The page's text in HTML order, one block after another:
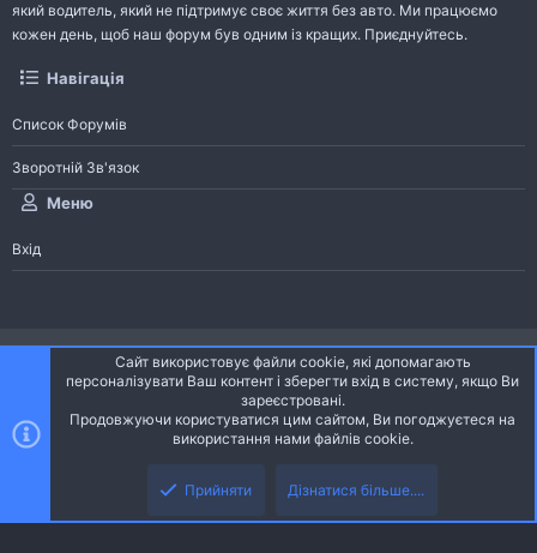
який водитель, який не підтримує своє життя без авто. Ми працюємо
кожен день, щоб наш форум був одним із кращих. Приєднуйтесь.
Навігація
Список Форумів
Зворотній Зв'язок
Меню
Вхід
Ніч
Українська (UA)
S
Community platform by XenForo® © 2010-2026 XenForo Ltd.
Community platform by XenForo © 2010-2022 XenForo Ltd. | dev: Pages
Сайт використовує файли cookie, які допомагають
персоналізувати Ваш контент і зберегти вхід в систему, якщо Ви
зареєстровані.
Продовжуючи користуватися цим сайтом, Ви погоджуєтеся на
використання нами файлів cookie.
Прийняти Дізнатися більше....